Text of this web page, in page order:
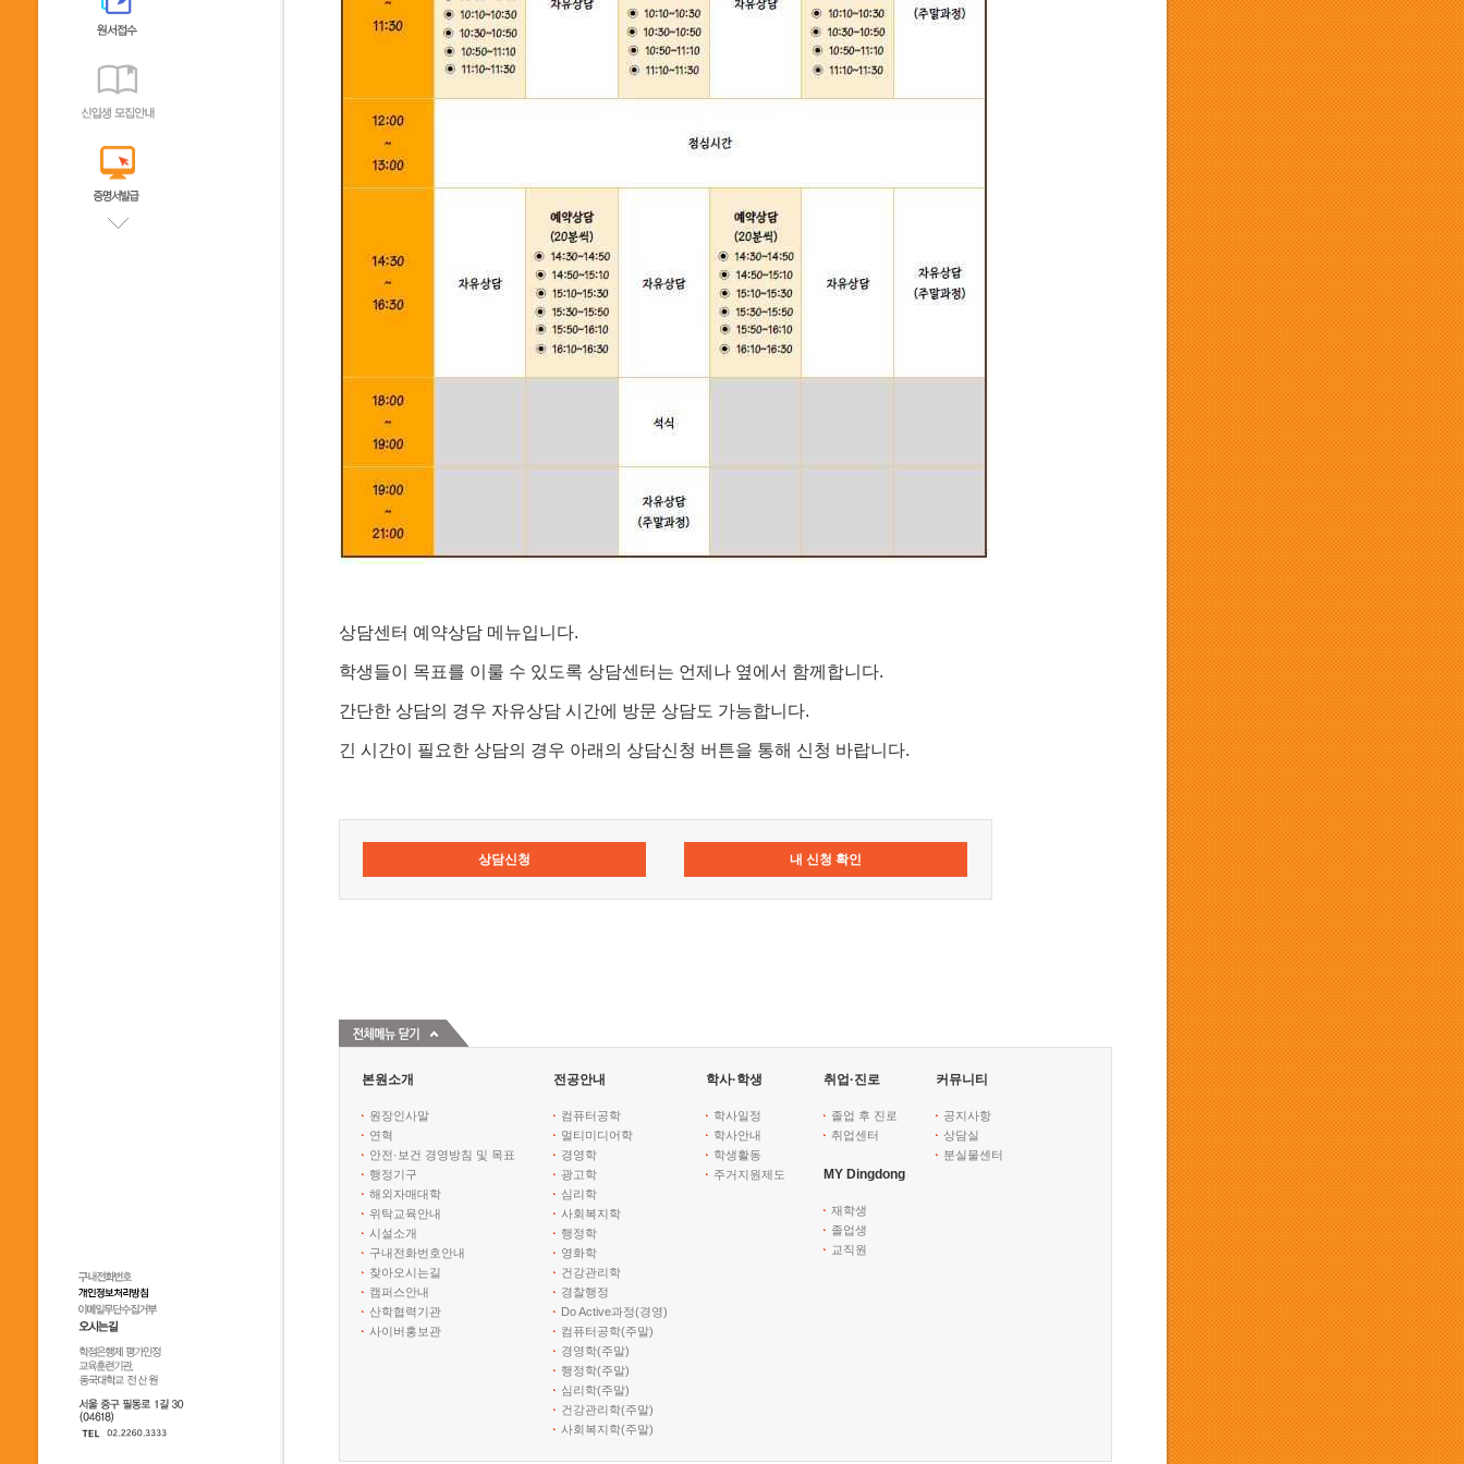
상담센터 예약상담 메뉴입니다.
학생들이 목표를 이룰 수 있도록 상담센터는 언제나 옆에서 함께합니다.
간단한 상담의 경우 자유상담 시간에 방문 상담도 가능합니다.
긴 시간이 필요한 상담의 경우 아래의 상담신청 버튼을 통해 신청 바랍니다.
상담신청 내 신청 확인
본원소개
원장인사말
연혁
안전·보건 경영방침 및 목표
행정기구
해외자매대학
위탁교육안내
시설소개
구내전화번호안내
찾아오시는길
캠퍼스안내
산학협력기관
사이버홍보관
전공안내
컴퓨터공학
멀티미디어학
경영학
광고학
심리학
사회복지학
행정학
영화학
건강관리학
경찰행정
Do Active과정(경영)
컴퓨터공학(주말)
경영학(주말)
행정학(주말)
심리학(주말)
건강관리학(주말)
사회복지학(주말)
학사·학생
학사일정
학사안내
학생활동
주거지원제도
취업·진로
졸업 후 진로
취업센터
커뮤니티
공지사항
상담실
분실물센터
MY Dingdong
재학생
졸업생
교직원